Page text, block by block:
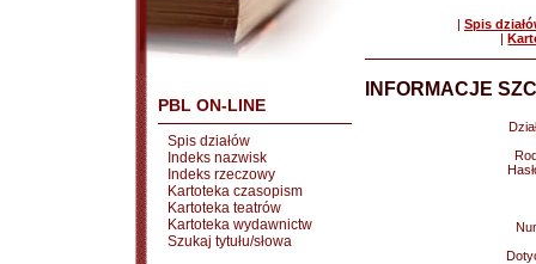
PBL ON-LINE
Spis działów
Indeks nazwisk
Indeks rzeczowy
Kartoteka czasopism
Kartoteka teatrów
Kartoteka wydawnictw
Szukaj tytułu/słowa
| Spis
|
INFORMACJE